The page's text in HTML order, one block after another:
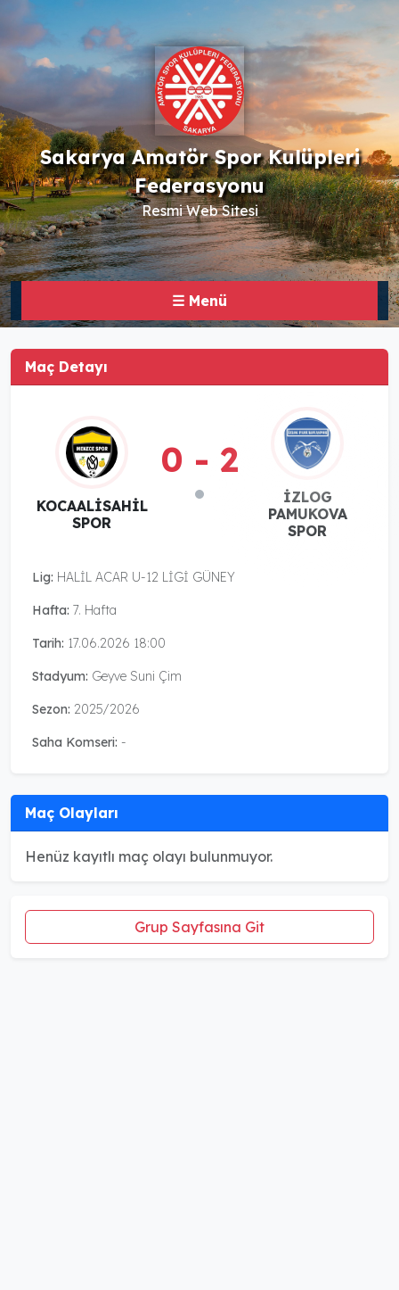
Sakarya Amatör Spor Kulüpleri
Federasyonu
Resmi Web Sitesi
☰ Menü
Maç Detayı
KOCAALİSAHİL
SPOR
0 - 2
İZLOG
PAMUKOVA
SPOR
Lig: HALİL ACAR U-12 LİGİ GÜNEY
Hafta: 7. Hafta
Tarih: 17.06.2026 18:00
Stadyum: Geyve Suni Çim
Sezon: 2025/2026
Saha Komseri: -
Maç Olayları
Henüz kayıtlı maç olayı bulunmuyor.
Grup Sayfasına Git